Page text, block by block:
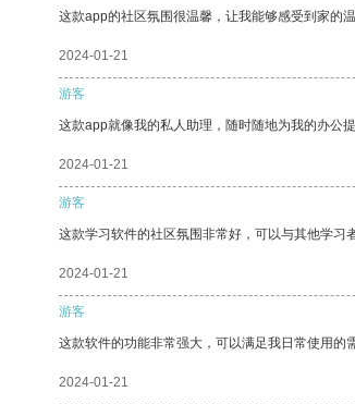
这款app的社区氛围很温馨，让我能够感受到家的温
2024-01-21
游客
这款app就像我的私人助理，随时随地为我的办公提
2024-01-21
游客
这款学习软件的社区氛围非常好，可以与其他学习
2024-01-21
游客
这款软件的功能非常强大，可以满足我日常使用的需
2024-01-21